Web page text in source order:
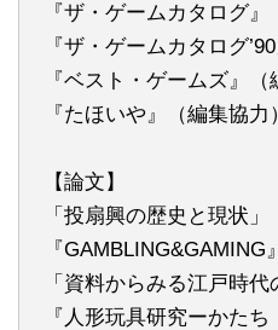
『ザ・ゲームカタログ
『ザ・ゲームカタログ
『ベスト・ゲームズ』
『たほいや』（編集協力
【論文】
「投扇興の歴史と現状」
『GAMBLING&GAMING
「資料からみる江戸時代
『人形玩具研究ーかた